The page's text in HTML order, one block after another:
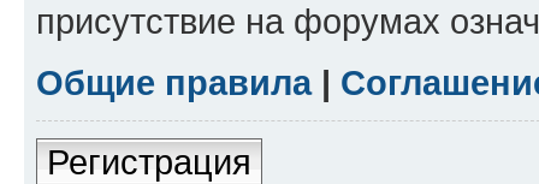
присутствие на форумах
Общие правила|
Регистрация